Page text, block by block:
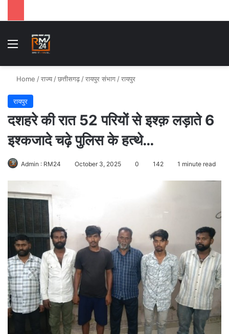
Menu
Home /राज्य /छत्तीसगढ़ /रायपुर संभाग /रायपुर
रायपुर
दशहरे की रात 52 परियों से इश्क़ लड़ाते 6
इश्कजादे चढ़े पुलिस के हत्थे…
Admin : RM24 October 3, 2025 0 142 1 minute read